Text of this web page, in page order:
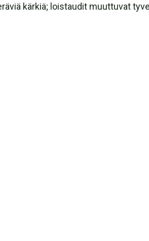
kärkiä; loistaudit muuttuvat